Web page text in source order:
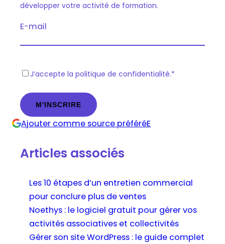
développer votre activité de formation.
E-mail
R
P
D
*
J’accepte la politique de confidentialité.*
Ajouter comme source préféréE
Articles associés
Les 10 étapes d’un entretien commercial
pour conclure plus de ventes
Noethys : le logiciel gratuit pour gérer vos
activités associatives et collectivités
Gérer son site WordPress : le guide complet